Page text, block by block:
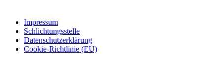
Impressum
Schlichtungsstelle
Datenschutzerklärung
Cookie-Richtlinie (EU)